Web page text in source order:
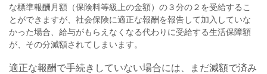
な標準報酬月額（保険料等級上の金額）の３分の２を受給するこ
とができますが、社会保険に適正な報酬を報告して加入していな
かった場合、給与がもらえなくなる代わりに受給する生活保障額
が、その分減額されてしまいます。
適正な報酬で手続きしていない場合には、まだ減額で済み